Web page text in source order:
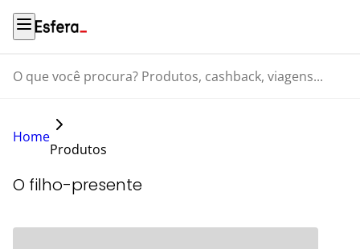
O que você procura? Produtos, cashback, viagens...
Home
Produtos
O filho-presente